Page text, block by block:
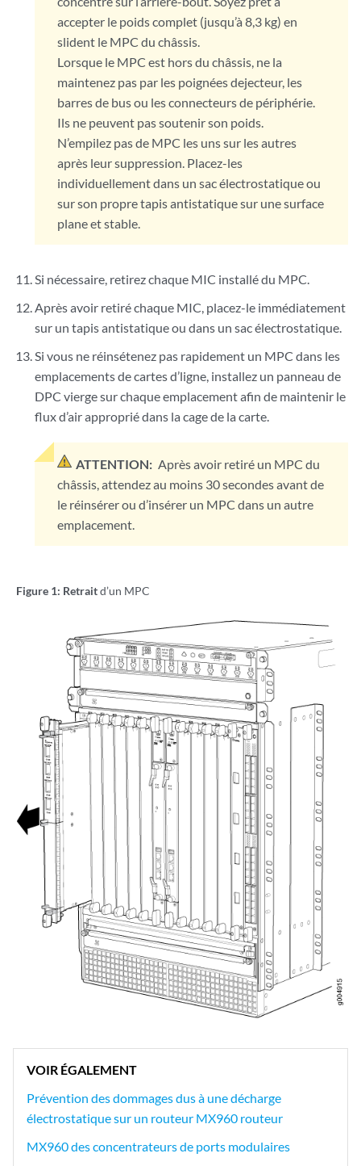
accepter le poids complet (jusqu’à 8,3 kg) en
slident le MPC du châssis.
Lorsque le MPC est hors du châssis, ne la
maintenez pas par les poignées dejecteur, les
barres de bus ou les connecteurs de périphérie.
Ils ne peuvent pas soutenir son poids.
N’empilez pas de MPC les uns sur les autres
après leur suppression. Placez-les
individuellement dans un sac électrostatique ou
sur son propre tapis antistatique sur une surface
plane et stable.
Si nécessaire, retirez chaque MIC installé du MPC.
Après avoir retiré chaque MIC, placez-le immédiatement
sur un tapis antistatique ou dans un sac électrostatique.
Si vous ne réinsétenez pas rapidement un MPC dans les
emplacements de cartes d’ligne, installez un panneau de
DPC vierge sur chaque emplacement afin de maintenir le
flux d’air approprié dans la cage de la carte.
ATTENTION: Après avoir retiré un MPC du
châssis, attendez au moins 30 secondes avant de
le réinsérer ou d’insérer un MPC dans un autre
emplacement.
Figure 1: Retraitd’un MPC
VOIR ÉGALEMENT
Prévention des dommages dus à une décharge
électrostatique sur un routeur MX960 routeur
MX960 des concentrateurs de ports modulaires